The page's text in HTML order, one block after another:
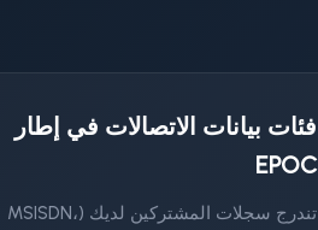
فئات بيانات الاتصالات في إطار
EPOC
تندرج سجلات المشتركين لديك (MSISDN،